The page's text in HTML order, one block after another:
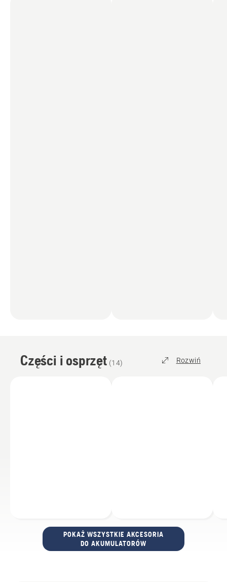
Części i osprzęt (14) Rozwiń
POKAŻ WSZYSTKIE AKCESORIA
DO AKUMULATORÓW